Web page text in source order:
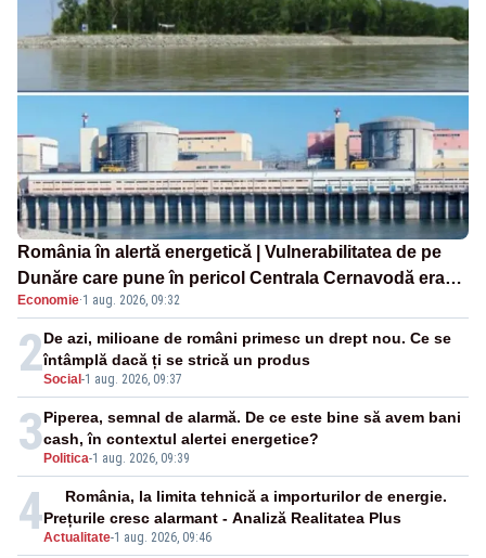
România în alertă energetică | Vulnerabilitatea de pe
Dunăre care pune în pericol Centrala Cernavodă era
cunoscută de pe vremea lui Ceaușescu
Economie·1 aug. 2026, 09:32
2Social -1 aug. 2026, 09:37
De azi, milioane de români primesc un drept nou. Ce se
întâmplă dacă ți se strică un produs
3 Politica-1 aug. 2026, 09:39
Piperea, semnal de alarmă. De ce este bine să avem bani
cash, în contextul alertei energetice?
4Actualitate-1 aug. 2026, 09:46
România, la limita tehnică a importurilor de energie.
Prețurile cresc alarmant - Analiză Realitatea Plus